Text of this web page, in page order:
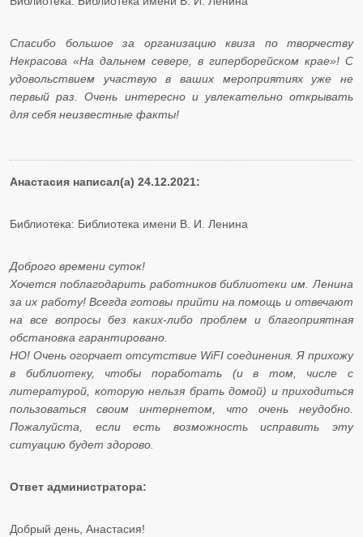
Спасибо большое за организацию квиза по творчеству
Некрасова «На дальнем севере, в гиперборейском крае»! С
удовольствием участвую в ваших мероприятиях уже не
первый раз. Очень интересно и увлекательно открывать
для себя неизвестные факты!
Анастасия написал(а) 24.12.2021:
Библиотека: Библиотека имени В. И. Ленина
Доброго времени суток!
Хочется поблагодарить работников библиотеки им. Ленина
за их работу! Всегда готовы прийти на помощь и отвечают
на все вопросы без каких-либо проблем и благоприятная
обстановка гарантировано.
НО! Очень огорчает отсутствие WiFI соединения. Я прихожу
в библиотеку, чтобы поработать (и в том, числе с
литературой, которую нельзя брать домой) и приходиться
пользоваться своим интернетом, что очень неудобно.
Пожалуйста, если есть возможность исправить эту
ситуацию будет здорово.
Ответ администратора:
Добрый день, Анастасия!